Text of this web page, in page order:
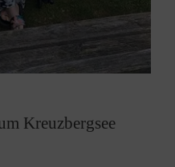
Kreuzbergsee